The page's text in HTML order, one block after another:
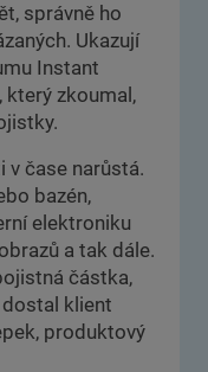
správně ho
Ukazují
Instant
který zkoumal,
v čase narůstá.
bazén,
elektroniku
a tak dále.
částka,
klient
produktový